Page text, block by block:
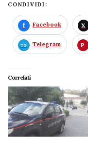
CONDIVIDI:
Facebook
Telegram
Correlati